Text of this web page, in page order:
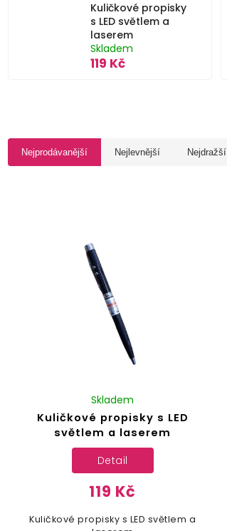
Kuličkové propisky
s LED světlem a
laserem
Skladem
119 Kč
Nejprodávanější Nejlevnější Nejdražší
Kuličkové propisky s LED
světlem a laserem
Skladem
119 Kč
Detail
Kuličkové propisky s LED světlem a